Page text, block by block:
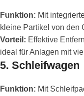
Funktion: Mit
kleine Partikel von den
Vorteil: Effektive
ideal für Anlagen mit
5. Schleifwagen
Funktion: Mit